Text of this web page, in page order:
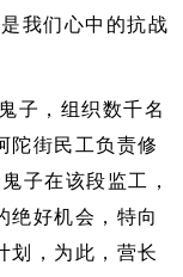
我们心中的抗战
子，组织数千名
陀街民工负责修
子在该段监工，
绝好机会，特向
划，为此，营长